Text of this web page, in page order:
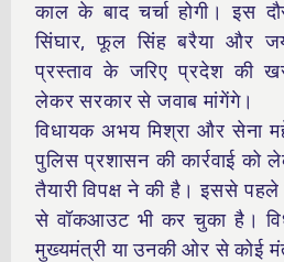
काल के बाद चर्चा होगी। इस
सिंघार, फूल सिंह बरैया और
प्रस्ताव के जरिए प्रदेश की
लेकर सरकार से जवाब मांगेंगे।
विधायक अभय मिश्रा और सेना
पुलिस प्रशासन की कार्रवाई को
तैयारी विपक्ष ने की है। इससे
से वॉकआउट भी कर चुका है।
मुख्यमंत्री या उनकी ओर से कोई